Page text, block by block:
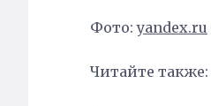
Фото:yandex.ru
Читайте также: